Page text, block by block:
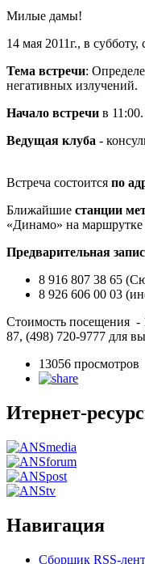
Милые дамы!
14 мая 2011г., в
Тема встречи:
негативных излучений.
Начало встречи в
Ведущая клуба -
Встреча состоится по
Ближайшие станции
«Динамо» на маршрутке
Предварительная
8 916 807 38 65
8 926 606 00 03
Стоимость посещения -
87, (498) 720-9777 для
13056 просмотров
Итернет-
Навигация
Сборщик RSS-лент